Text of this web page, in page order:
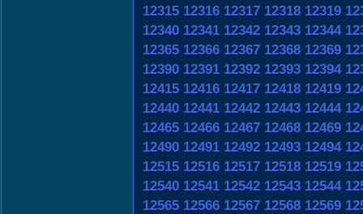
12315 12316 12317 12318 12319
12340 12341 12342 12343 12344
12365 12366 12367 12368 12369
12390 12391 12392 12393 12394
12415 12416 12417 12418 12419
12440 12441 12442 12443 12444
12465 12466 12467 12468 12469
12490 12491 12492 12493 12494
12515 12516 12517 12518 12519
12540 12541 12542 12543 12544
12565 12566 12567 12568 12569